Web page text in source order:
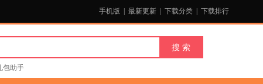
手机版 最新更新 下载分类 下载排行
包助手